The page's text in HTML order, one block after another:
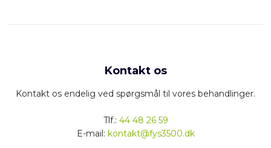
Kontakt os
Kontakt os endelig ved spørgsmål til vores behandlinger.
​Tlf.: 44 48 26 59
E-mail: kontakt@fys3500.dk